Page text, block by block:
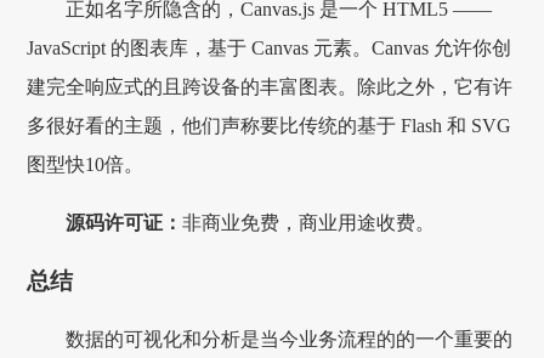
正如名字所隐含的，Canvas.js 是一个 HTML5 ——
JavaScript 的图表库，基于 Canvas 元素。Canvas 允许你创
建完全响应式的且跨设备的丰富图表。除此之外，它有许
多很好看的主题，他们声称要比传统的基于 Flash 和 SVG
图型快10倍。
源码许可证 ：非商业免费，商业用途收费。
总结
数据的可视化和分析是当今业务流程的的一个重要的